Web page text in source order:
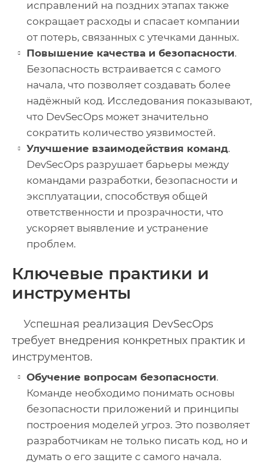
исправлений на поздних этапах также
сокращает расходы и спасает компании
от потерь, связанных с утечками данных.
Повышение качества и безопасности.
Безопасность встраивается с самого
начала, что позволяет создавать более
надёжный код. Исследования показывают,
что DevSecOps может значительно
сократить количество уязвимостей.
Улучшение взаимодействия команд.
DevSecOps разрушает барьеры между
командами разработки, безопасности и
эксплуатации, способствуя общей
ответственности и прозрачности, что
ускоряет выявление и устранение
проблем.
Ключевые практики и
инструменты
Успешная реализация DevSecOps
требует внедрения конкретных практик и
инструментов.
Обучение вопросам безопасности.
Команде необходимо понимать основы
безопасности приложений и принципы
построения моделей угроз. Это позволяет
разработчикам не только писать код, но и
думать о его защите с самого начала.